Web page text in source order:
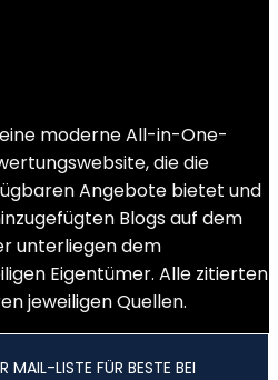
moderne All-in-One-
die die
Angebote bietet und
Blogs auf dem
unterliegen dem
Eigentümer. Alle zitierten
jeweiligen Quellen.
MAIL-LISTE FÜR BESTE BEI